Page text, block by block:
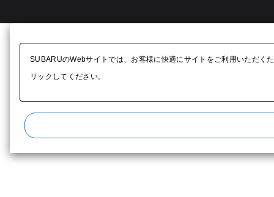
SUBARUのWebサイトでは、お客様に快適にサイトをご利用いただく
リックしてください。​